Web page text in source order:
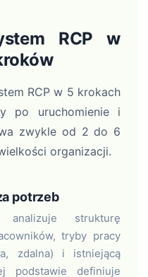
RCP w
RCP w 5 krokach
po uruchomienie i
zwykle od 2 do 6
organizacji.
potrzeb
analizuje strukturę
tryby pracy
zdalna) i istniejącą
podstawie definiuje